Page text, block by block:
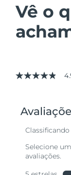
Vê o
4.9
valor
médio
avaliação.
Reviews.
abre